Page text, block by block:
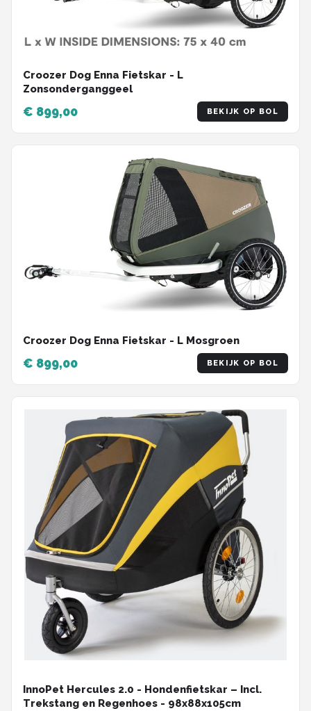
Croozer Dog Enna Fietskar - L
Zonsonderganggeel
€ 899,00 BEKIJK OP BOL
Croozer Dog Enna Fietskar - L Mosgroen
€ 899,00 BEKIJK OP BOL
InnoPet Hercules 2.0 - Hondenfietskar – Incl.
Trekstang en Regenhoes - 98x88x105cm